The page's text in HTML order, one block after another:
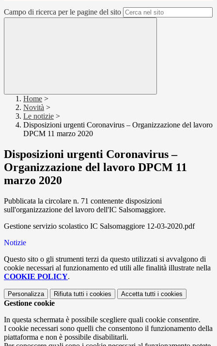
Campo di ricerca per le pagine del sito
Home >
Novità >
Le notizie >
Disposizioni urgenti Coronavirus – Organizzazione del lavoro
DPCM 11 marzo 2020
Disposizioni urgenti Coronavirus –
Organizzazione del lavoro DPCM 11
marzo 2020
Pubblicata la circolare n. 71 contenente disposizioni
sull'organizzazione del lavoro dell'IC Salsomaggiore.
Gestione servizio scolastico IC Salsomaggiore 12-03-2020.pdf
Notizie
Questo sito o gli strumenti terzi da questo utilizzati si avvalgono di
cookie necessari al funzionamento ed utili alle finalità illustrate nella
COOKIE POLICY.
Personalizza Rifiuta tutti i cookies Accetta tutti i cookies
Gestione cookie
In questa schermata è possibile scegliere quali cookie consentire.
I cookie necessari sono quelli che consentono il funzionamento della
piattaforma e non è possibile disabilitarli.